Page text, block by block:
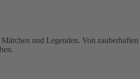
und Legenden. Von